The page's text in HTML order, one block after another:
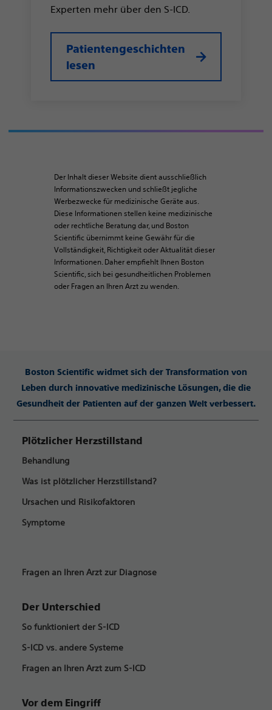
Experten mehr über den S-ICD.
Patientengeschichten
lesen
Der Inhalt dieser Website dient ausschließlich
Informationszwecken und schließt jegliche
Werbezwecke für medizinische Geräte aus.
Diese Informationen stellen keine medizinische
oder rechtliche Beratung dar, und Boston
Scientific übernimmt keine Gewähr für die
Vollständigkeit, Richtigkeit oder Aktualität dieser
Informationen. Daher empfiehlt Ihnen Boston
Scientific, sich bei gesundheitlichen Problemen
oder Fragen an Ihren Arzt zu wenden.
Boston Scientific widmet sich der Transformation von
Leben durch innovative medizinische Lösungen, die die
Gesundheit der Patienten auf der ganzen Welt verbessert.
Plötzlicher Herzstillstand
Behandlung
Was ist plötzlicher Herzstillstand?
Ursachen und Risikofaktoren
Symptome
Fragen an Ihren Arzt zur Diagnose
Der Unterschied
So funktioniert der S-ICD
S-ICD vs. andere Systeme
Fragen an Ihren Arzt zum S-ICD
Vor dem Eingriff